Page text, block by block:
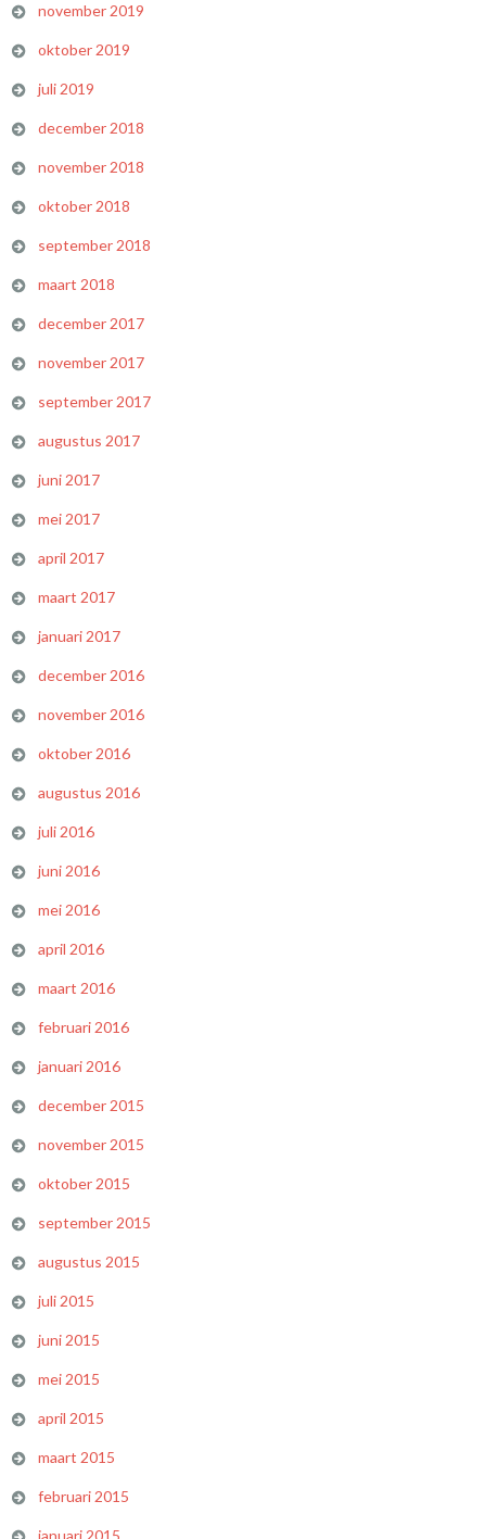
november 2019
oktober 2019
juli 2019
december 2018
november 2018
oktober 2018
september 2018
maart 2018
december 2017
november 2017
september 2017
augustus 2017
juni 2017
mei 2017
april 2017
maart 2017
januari 2017
december 2016
november 2016
oktober 2016
augustus 2016
juli 2016
juni 2016
mei 2016
april 2016
maart 2016
februari 2016
januari 2016
december 2015
november 2015
oktober 2015
september 2015
augustus 2015
juli 2015
juni 2015
mei 2015
april 2015
maart 2015
februari 2015
januari 2015